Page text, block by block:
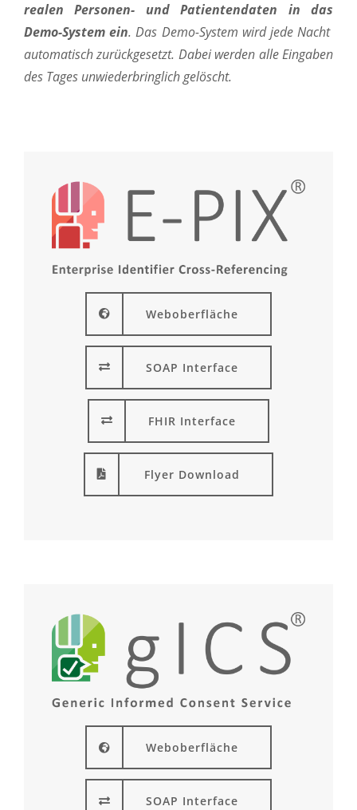
realen Personen- und Patientendaten in das
Demo-System ein. Das Demo-System wird jede Nacht
automatisch zurückgesetzt. Dabei werden alle Eingaben
des Tages unwiederbringlich gelöscht.
Weboberfläche
SOAP Interface
FHIR Interface
Flyer Download
Weboberfläche
SOAP Interface